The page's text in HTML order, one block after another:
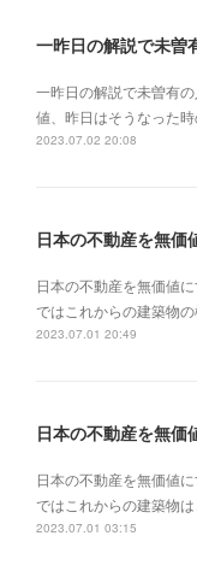
一昨日の解説で未曽有
値、昨日はそうなった
2023.07.02 20:08
日本の不動産を無価値
ではこれからの建築物
2023.07.01 20:49
日本の不動産を無価値
ではこれからの建築物
2023.07.01 03:15